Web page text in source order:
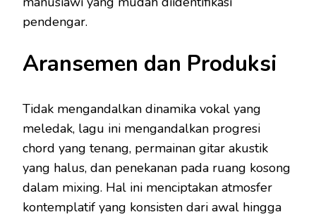
pendengar.
Aransemen dan Produksi
Tidak mengandalkan dinamika vokal yang
meledak, lagu ini mengandalkan progresi
chord yang tenang, permainan gitar akustik
yang halus, dan penekanan pada ruang kosong
dalam mixing. Hal ini menciptakan atmosfer
kontemplatif yang konsisten dari awal hingga